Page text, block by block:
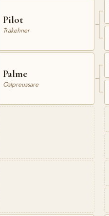
Pilot
Trakehner
Palme
Ostpreussare